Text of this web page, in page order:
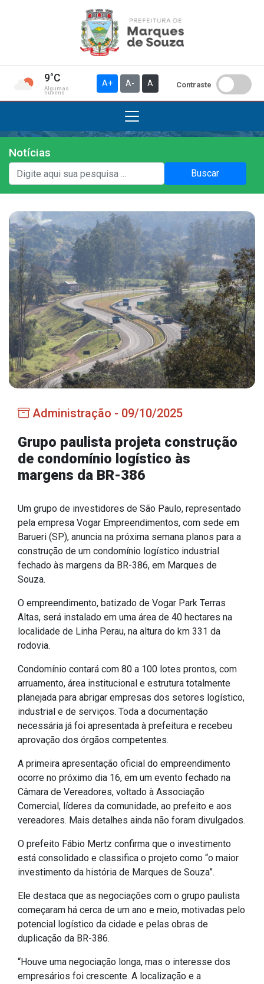
9°C
Algumas
nuvens
A+ A- A Contraste
Institucional
A Prefeitura
Gabinete do Vice-prefeito
História do Município
Símbolos Oficiais
Estrutura Organizacional
Secretarias
Administração
Agricultura e Meio Ambiente
Educação, Cultura, Desporto e Turismo
Obras
Saúde
Serviços
IPTU 2026
Nota Fiscal Eletrônica
Ouvidoria
Portal do Cidadão
Portal do Servidor
Publicações
Diário Oficial (Novo)
Diário Oficial (Até 30/04)
Recursos Humanos
Processo Seletivo
Seletivo Simplificado
Concursos
Instruções Normativas
Dispensas e Inexigibilidades
Chamamentos Públicos
Leis, Decretos e Portarias
Portal da Transparência
Notícias
Buscar
Administração - 09/10/2025
Grupo paulista projeta construção
de condomínio logístico às
margens da BR-386
Um grupo de investidores de São Paulo, representado
pela empresa Vogar Empreendimentos, com sede em
Barueri (SP), anuncia na próxima semana planos para a
construção de um condomínio logístico industrial
fechado às margens da BR-386, em Marques de
Souza.
O empreendimento, batizado de Vogar Park Terras
Altas, será instalado em uma área de 40 hectares na
localidade de Linha Perau, na altura do km 331 da
rodovia.
Condomínio contará com 80 a 100 lotes prontos, com
arruamento, área institucional e estrutura totalmente
planejada para abrigar empresas dos setores logístico,
industrial e de serviços. Toda a documentação
necessária já foi apresentada à prefeitura e recebeu
aprovação dos órgãos competentes.
A primeira apresentação oficial do empreendimento
ocorre no próximo dia 16, em um evento fechado na
Câmara de Vereadores, voltado à Associação
Comercial, líderes da comunidade, ao prefeito e aos
vereadores. Mais detalhes ainda não foram divulgados.
O prefeito Fábio Mertz confirma que o investimento
está consolidado e classifica o projeto como “o maior
investimento da história de Marques de Souza”.
Ele destaca que as negociações com o grupo paulista
começaram há cerca de um ano e meio, motivadas pelo
potencial logístico da cidade e pelas obras de
duplicação da BR-386.
“Houve uma negociação longa, mas o interesse dos
empresários foi crescente. A localização e a